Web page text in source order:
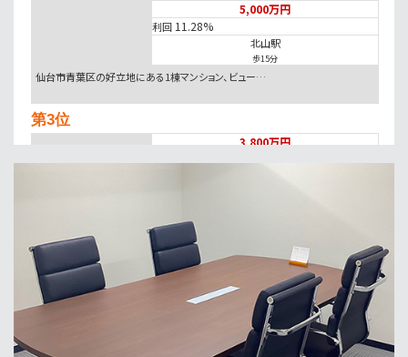
5,000万円
利回 11.28%
北山駅
歩15分
仙台市青葉区の好立地にある1棟マンション、ビュー…
第3位
3,800万円
第4位
11.3%
北仙台駅
歩14分